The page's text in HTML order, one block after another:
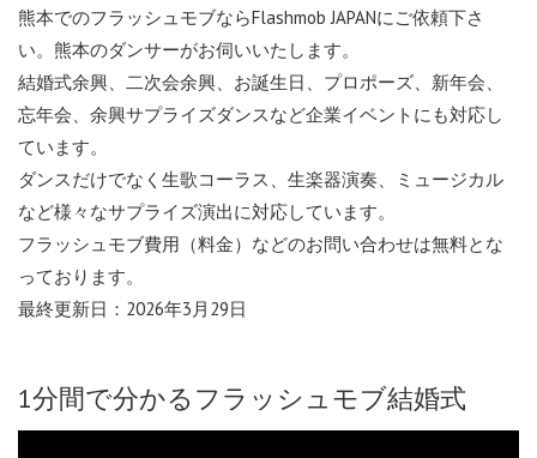
熊本でのフラッシュモブならFlashmob JAPANにご依頼下さ
い。熊本のダンサーがお伺いいたします。
結婚式余興、二次会余興、お誕生日、プロポーズ、新年会、
忘年会、余興サプライズダンスなど企業イベントにも対応し
ています。
ダンスだけでなく生歌コーラス、生楽器演奏、ミュージカル
など様々なサプライズ演出に対応しています。
フラッシュモブ費用（料金）などのお問い合わせは無料とな
っております。
最終更新日：2026年3月29日
1分間で分かるフラッシュモブ結婚式